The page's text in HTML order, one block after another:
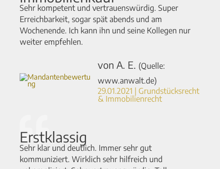
Sehr kompetent und vertrauenswürdig. Super
Erreichbarkeit, sogar spät abends und am
Wochenende. Ich kann ihn und seine Kollegen nur
weiter empfehlen.
von A. E. (Quelle:
www.anwalt.de)
29.01.2021 | Grundstücksrecht
& Immobilienrecht
Erstklassig
Sehr klar und deutlich. Immer sehr gut
kommuniziert. Wirklich sehr hilfreich und